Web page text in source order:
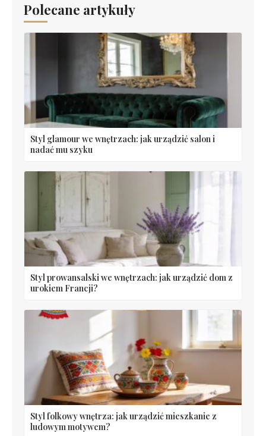
Polecane artykuły
Styl glamour we wnętrzach: jak urządzić salon i
nadać mu szyku
Styl prowansalski we wnętrzach: jak urządzić dom z
urokiem Francji?
Styl folkowy wnętrza: jak urządzić mieszkanie z
ludowym motywem?